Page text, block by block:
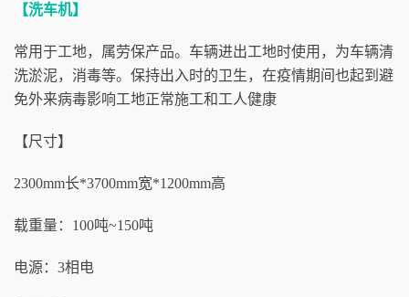
【洗车机】
常用于工地，属劳保产品。车辆进出工地时使用，为车辆清
洗淤泥，消毒等。保持出入时的卫生，在疫情期间也起到避
免外来病毒影响工地正常施工和工人健康
【尺寸】
2300mm长*3700mm宽*1200mm高
载重量：100吨~150吨
电源：3相电